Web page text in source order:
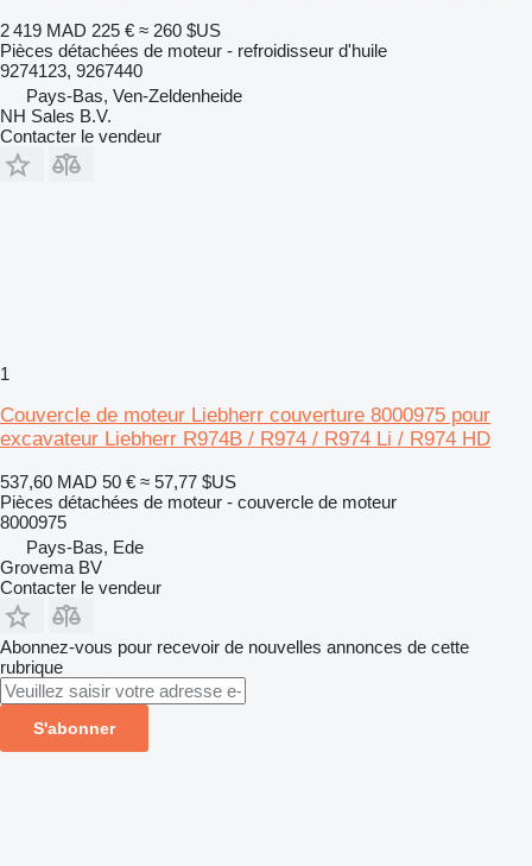
2 419 MAD 225 € ≈ 260 $US
Pièces détachées de moteur - refroidisseur d'huile
9274123, 9267440
Pays-Bas, Ven-Zeldenheide
NH Sales B.V.
Contacter le vendeur
1
Couvercle de moteur Liebherr couverture 8000975 pour
excavateur Liebherr R974B / R974 / R974 Li / R974 HD
537,60 MAD 50 € ≈ 57,77 $US
Pièces détachées de moteur - couvercle de moteur
8000975
Pays-Bas, Ede
Grovema BV
Contacter le vendeur
Abonnez-vous pour recevoir de nouvelles annonces de cette
rubrique
S'abonner